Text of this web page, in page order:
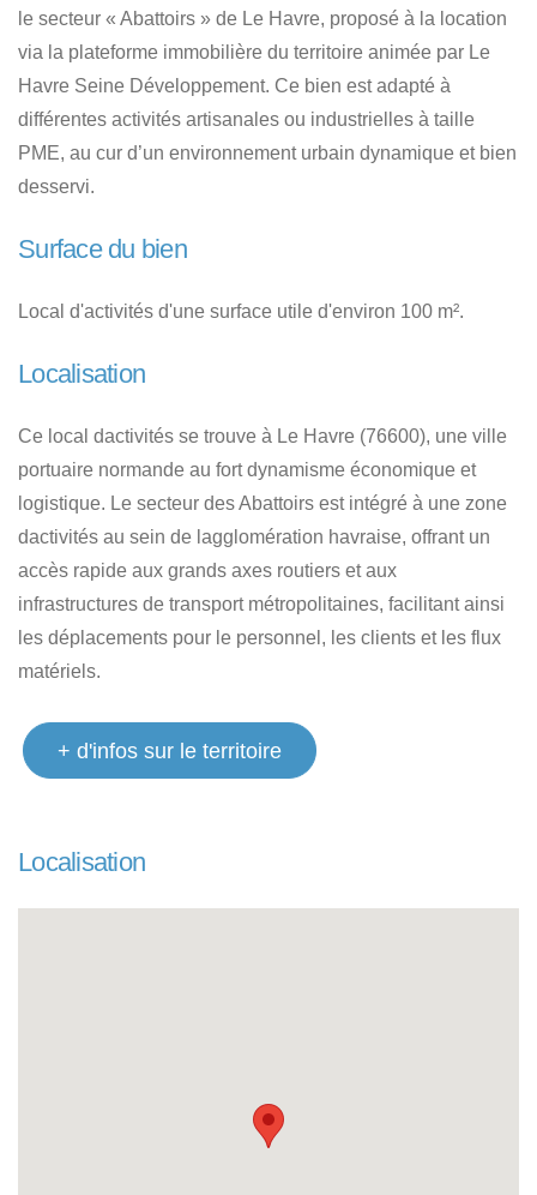
le secteur « Abattoirs » de Le Havre, proposé à la location
via la plateforme immobilière du territoire animée par Le
Havre Seine Développement. Ce bien est adapté à
différentes activités artisanales ou industrielles à taille
PME, au cur d’un environnement urbain dynamique et bien
desservi.
Surface du bien
Local d'activités d'une surface utile d'environ 100 m².
Localisation
Ce local dactivités se trouve à Le Havre (76600), une ville
portuaire normande au fort dynamisme économique et
logistique. Le secteur des Abattoirs est intégré à une zone
dactivités au sein de lagglomération havraise, offrant un
accès rapide aux grands axes routiers et aux
infrastructures de transport métropolitaines, facilitant ainsi
les déplacements pour le personnel, les clients et les flux
matériels.
+ d'infos sur le territoire
Localisation